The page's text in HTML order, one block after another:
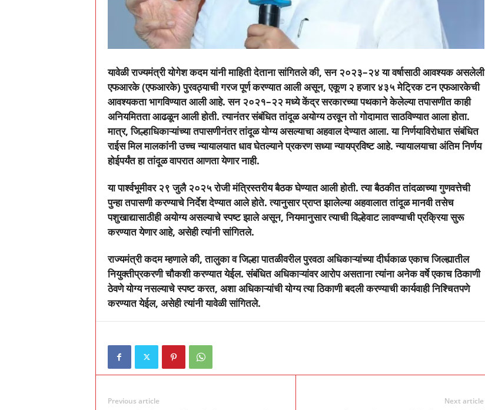
यावेळी राज्यमंत्री योगेश कदम यांनी माहिती देताना सांगितले की,सन २०२३–२४ या वर्षासाठी आवश्यक असलेली
एफआरके (एफआरके)पुरवठ्याची गरज पूर्ण करण्यात आली असून,एकूण २ हजार ४३५ मेट्रिक टन एफआरकेची
आवश्यकता भागविण्यात आली आहे. सन २०२१–२२ मध्ये केंद्र सरकारच्या पथकाने केलेल्या तपासणीत काही
अनियमितता आढळून आली होती. त्यानंतर संबंधित तांदूळ अयोग्य ठरवून तो गोदामात साठविण्यात आला होता.
मात्र,जिल्हाधिकाऱ्यांच्या तपासणीनंतर तांदूळ योग्य असल्याचा अहवाल देण्यात आला. या निर्णयाविरोधात संबंधित
राईस मिल मालकांनी उच्च न्यायालयात धाव घेतल्याने प्रकरण सध्या न्यायप्रविष्ट आहे. न्यायालयाचा अंतिम निर्णय
होईपर्यंत हा तांदूळ वापरात आणता येणार नाही.
या पार्श्वभूमीवर २९ जुलै २०२५ रोजी मंत्रिस्तरीय बैठक घेण्यात आली होती. त्या बैठकीत तांदळाच्या गुणवत्तेची
पुन्हा तपासणी करण्याचे निर्देश देण्यात आले होते. त्यानुसार प्राप्त झालेल्या अहवालात तांदूळ मानवी तसेच
पशुखाद्यासाठीही अयोग्य असल्याचे स्पष्ट झाले असून,नियमानुसार त्याची विल्हेवाट लावण्याची प्रक्रिया सुरू
करण्यात येणार आहे, असेही त्यांनी सांगितले.
राज्यमंत्री कदम म्हणाले की,तालुका व जिल्हा पातळीवरील पुरवठा अधिकाऱ्यांच्या दीर्घकाळ एकाच जिल्ह्यातील
नियुक्तीप्रकरणी चौकशी करण्यात येईल. संबंधित अधिकाऱ्यांवर आरोप असताना त्यांना अनेक वर्षे एकाच ठिकाणी
ठेवणे योग्य नसल्याचे स्पष्ट करत, अशा अधिकाऱ्यांची योग्य त्या ठिकाणी बदली करण्याची कार्यवाही निश्चितपणे
करण्यात येईल, असेही त्यांनी यावेळी सांगितले.
Previous article Next article